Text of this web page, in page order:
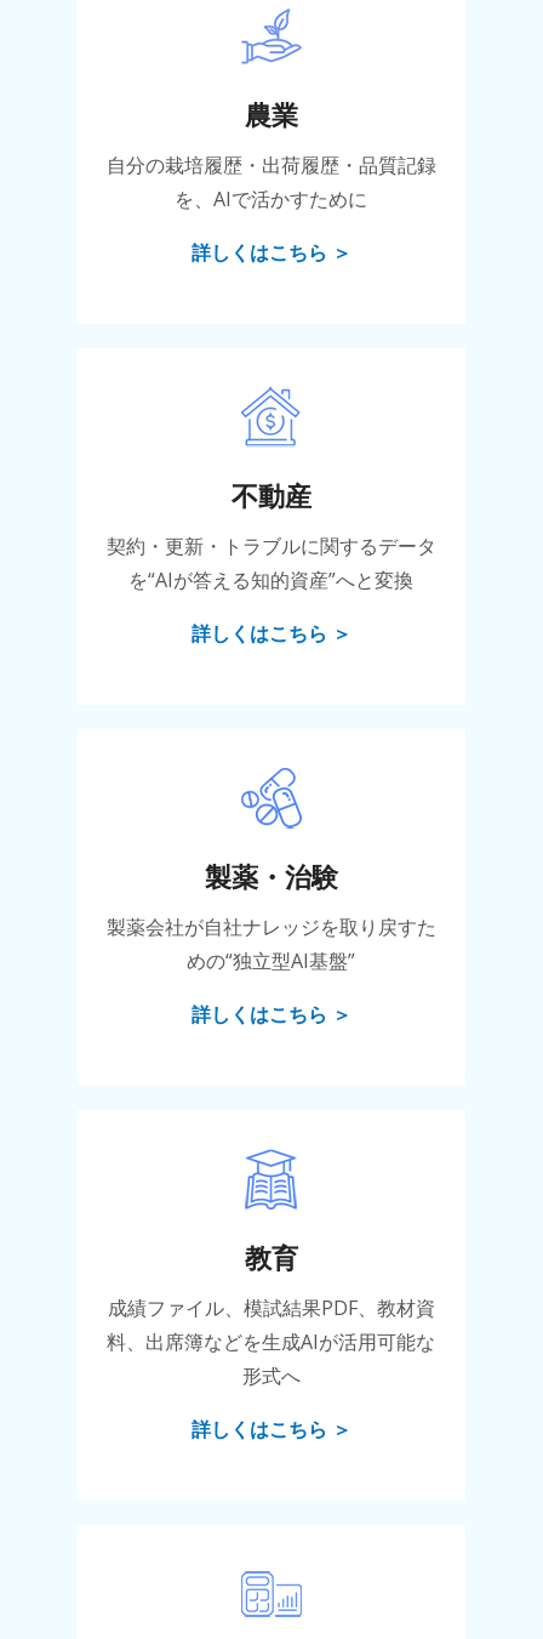
農業
自分の栽培履歴・出荷履歴・品質記録
を、AIで活かすために
詳しくはこちら ＞
不動産
契約・更新・トラブルに関するデータ
を“AIが答える知的資産”へと変換
詳しくはこちら ＞
製薬・治験
製薬会社が自社ナレッジを取り戻すた
めの“独立型AI基盤”
詳しくはこちら ＞
教育
成績ファイル、模試結果PDF、教材資
料、出席簿などを生成AIが活用可能な
形式へ
詳しくはこちら ＞